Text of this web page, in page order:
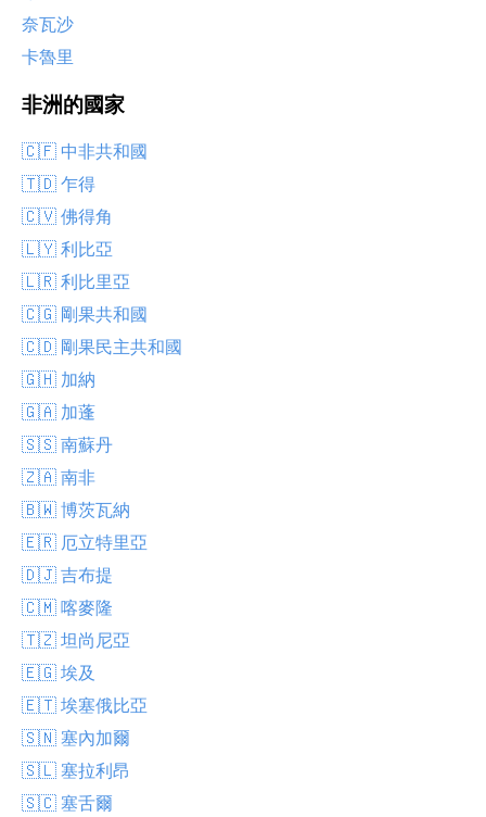
奈瓦沙
卡魯里
非洲的國家
🇨🇫 中非共和國
🇹🇩 乍得
🇨🇻 佛得角
🇱🇾 利比亞
🇱🇷 利比里亞
🇨🇬 剛果共和國
🇨🇩 剛果民主共和國
🇬🇭 加納
🇬🇦 加蓬
🇸🇸 南蘇丹
🇿🇦 南非
🇧🇼 博茨瓦納
🇪🇷 厄立特里亞
🇩🇯 吉布提
🇨🇲 喀麥隆
🇹🇿 坦尚尼亞
🇪🇬 埃及
🇪🇹 埃塞俄比亞
🇸🇳 塞內加爾
🇸🇱 塞拉利昂
🇸🇨 塞舌爾